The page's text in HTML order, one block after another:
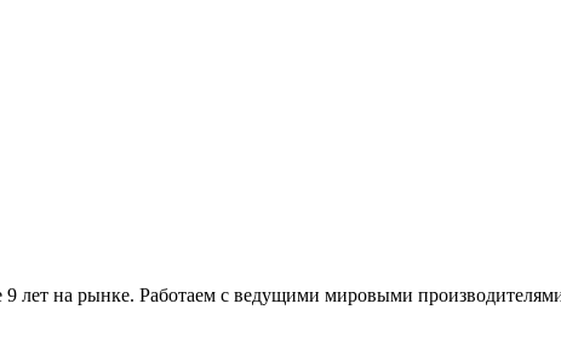
лет на рынке. Работаем с ведущими мировыми